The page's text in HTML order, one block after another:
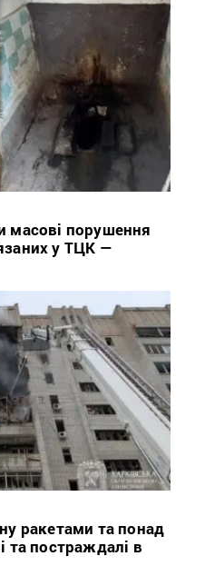
масові порушення
у ТЦК —
ракетами та понад
та постраждалі в